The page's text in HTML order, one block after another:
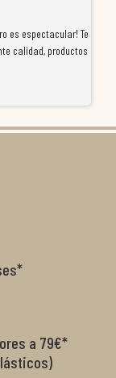
es espectacular! Te
calidad, productos
a 79€*